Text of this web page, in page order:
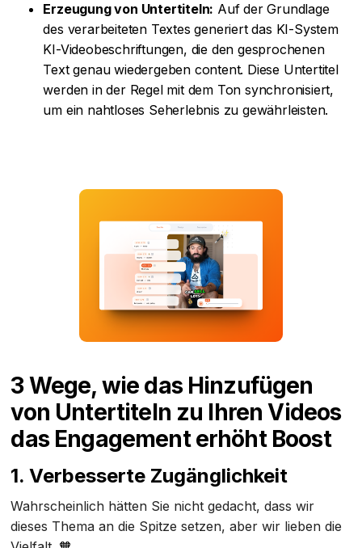
Erzeugung von Untertiteln: Auf der Grundlage
des verarbeiteten Textes generiert das KI-System
KI-Videobeschriftungen, die den gesprochenen
Text genau wiedergeben content. Diese Untertitel
werden in der Regel mit dem Ton synchronisiert,
um ein nahtloses Seherlebnis zu gewährleisten.
3 Wege, wie das Hinzufügen
von Untertiteln zu Ihren Videos
das Engagement erhöht Boost
1. Verbesserte Zugänglichkeit
Wahrscheinlich hätten Sie nicht gedacht, dass wir
dieses Thema an die Spitze setzen, aber wir lieben die